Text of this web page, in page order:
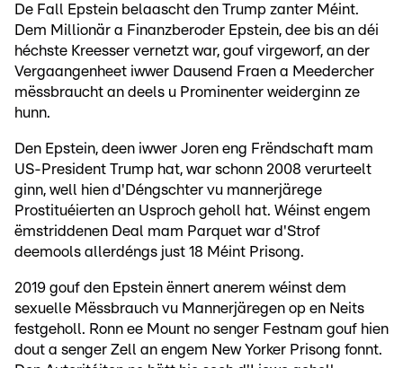
De Fall Epstein belaascht den Trump zanter Méint.
Dem Millionär a Finanzberoder Epstein, dee bis an déi
héchste Kreesser vernetzt war, gouf virgeworf, an der
Vergaangenheet iwwer Dausend Fraen a Meedercher
mëssbraucht an deels u Prominenter weiderginn ze
hunn.
Den Epstein, deen iwwer Joren eng Frëndschaft mam
US-President Trump hat, war schonn 2008 verurteelt
ginn, well hien d'Déngschter vu mannerjärege
Prostituéierten an Usproch geholl hat. Wéinst engem
ëmstriddenen Deal mam Parquet war d'Strof
deemools allerdéngs just 18 Méint Prisong.
2019 gouf den Epstein ënnert anerem wéinst dem
sexuelle Mëssbrauch vu Mannerjäregen op en Neits
festgeholl. Ronn ee Mount no senger Festnam gouf hien
dout a senger Zell an engem New Yorker Prisong fonnt.